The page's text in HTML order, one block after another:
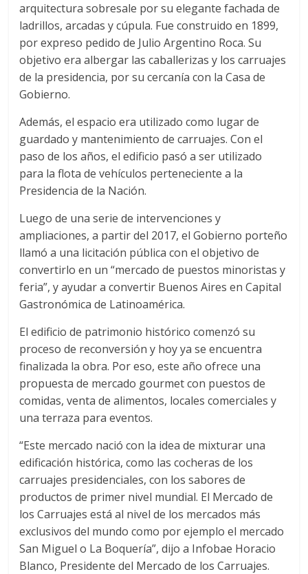
arquitectura sobresale por su elegante fachada de
ladrillos, arcadas y cúpula. Fue construido en 1899,
por expreso pedido de Julio Argentino Roca. Su
objetivo era albergar las caballerizas y los carruajes
de la presidencia, por su cercanía con la Casa de
Gobierno.
Además, el espacio era utilizado como lugar de
guardado y mantenimiento de carruajes. Con el
paso de los años, el edificio pasó a ser utilizado
para la flota de vehículos perteneciente a la
Presidencia de la Nación.
Luego de una serie de intervenciones y
ampliaciones, a partir del 2017, el Gobierno porteño
llamó a una licitación pública con el objetivo de
convertirlo en un “mercado de puestos minoristas y
feria”, y ayudar a convertir Buenos Aires en Capital
Gastronómica de Latinoamérica.
El edificio de patrimonio histórico comenzó su
proceso de reconversión y hoy ya se encuentra
finalizada la obra. Por eso, este año ofrece una
propuesta de mercado gourmet con puestos de
comidas, venta de alimentos, locales comerciales y
una terraza para eventos.
“Este mercado nació con la idea de mixturar una
edificación histórica, como las cocheras de los
carruajes presidenciales, con los sabores de
productos de primer nivel mundial. El Mercado de
los Carruajes está al nivel de los mercados más
exclusivos del mundo como por ejemplo el mercado
San Miguel o La Boquería”, dijo a Infobae Horacio
Blanco, Presidente del Mercado de los Carruajes.